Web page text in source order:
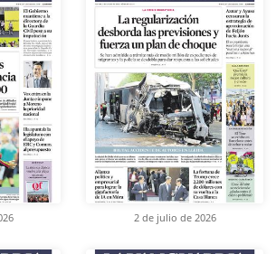
2 de julio de 2026